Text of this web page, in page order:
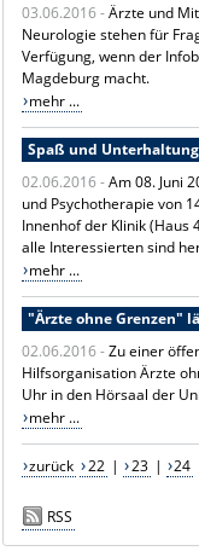
03.06.2016 -Ärzte und
Neurologie stehen für
Verfügung, wenn der
Magdeburg macht.
mehr ...
Spaß und
02.06.2016 -Am 08. Juni
und Psychotherapie von
Innenhof der Klinik (Haus
alle Interessierten sind
mehr ...
"Ärzte ohne Grenzen"
02.06.2016 -Zu einer
Hilfsorganisation Ärzte
Uhr in den Hörsaal der
mehr ...
zurück 22 | 23 | 24
RSS